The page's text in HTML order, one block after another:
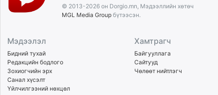
© 2013-2026 он Dorgio.mn, Мэдээллийн хөтөч
MGL Media Group бүтээсэн.
Мэдээлэл
Бидний тухай
Редакцийн бодлого
Зохиогчийн эрх
Санал хүсэлт
Үйлчилгээний нөхцөл
Хамтрагч
Байгууллага
Сайтууд
Чөлөөт нийтлэгч